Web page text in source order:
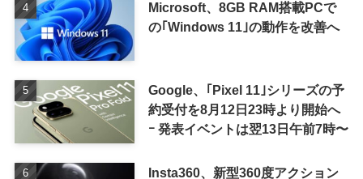
Microsoft、8GB RAM搭載PCで
の｢Windows 11｣の動作を改善へ
Google、｢Pixel 11｣シリーズの予
約受付を8月12日23時より開始へ
ｰ 発表イベントは翌13日午前7時〜
Insta360、新型360度アクション